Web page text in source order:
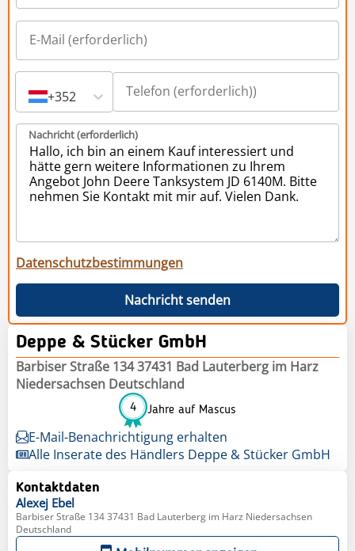
+352
Nachricht (erforderlich)
Datenschutzbestimmungen
Nachricht senden
Deppe & Stücker GmbH
Barbiser Straße 134 37431 Bad Lauterberg im Harz
Niedersachsen Deutschland
4 Jahre auf Mascus
E-Mail-Benachrichtigung erhalten
Alle Inserate des Händlers Deppe & Stücker GmbH
Kontaktdaten
Alexej Ebel
Barbiser Straße 134 37431 Bad Lauterberg im Harz Niedersachsen
Deutschland